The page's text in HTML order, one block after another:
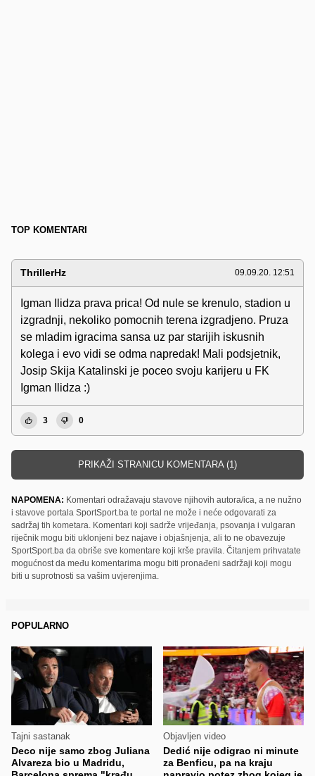
TOP KOMENTARI
ThrillerHz 09.09.20. 12:51
Igman Ilidza prava prica! Od nule se krenulo, stadion u
izgradnji, nekoliko pomocnih terena izgradjeno. Pruza
se mladim igracima sansa uz par starijih iskusnih
kolega i evo vidi se odma napredak! Mali podsjetnik,
Josip Skija Katalinski je poceo svoju karijeru u FK
Igman Ilidza :)
3 0
PRIKAŽI STRANICU KOMENTARA (1)
NAPOMENA: Komentari odražavaju stavove njihovih autora/ica, a ne nužno
i stavove portala SportSport.ba te portal ne može i neće odgovarati za
sadržaj tih kometara. Komentari koji sadrže vrijeđanja, psovanja i vulgaran
riječnik mogu biti uklonjeni bez najave i objašnjenja, ali to ne obavezuje
SportSport.ba da obriše sve komentare koji krše pravila. Čitanjem prihvatate
mogućnost da među komentarima mogu biti pronađeni sadržaji koji mogu
biti u suprotnosti sa vašim uvjerenjima.
POPULARNO
Tajni sastanak
Deco nije samo zbog Juliana
Alvareza bio u Madridu,
Objavljen video
Dedić nije odigrao ni minute
za Benficu, pa na kraju